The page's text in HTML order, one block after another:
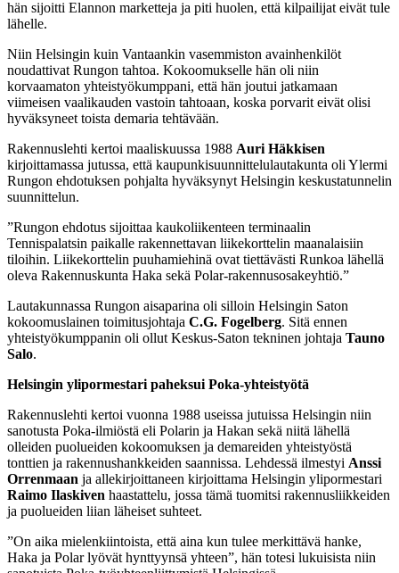
hän sijoitti Elannon marketteja ja piti huolen, että kilpailijat eivät tule
lähelle.
Niin Helsingin kuin Vantaankin vasemmiston avainhenkilöt
noudattivat Rungon tahtoa. Kokoomukselle hän oli niin
korvaamaton yhteistyökumppani, että hän joutui jatkamaan
viimeisen vaalikauden vastoin tahtoaan, koska porvarit eivät olisi
hyväksyneet toista demaria tehtävään.
Rakennuslehti kertoi maaliskuussa 1988 Auri Häkkisen
kirjoittamassa jutussa, että kaupunkisuunnittelulautakunta oli Ylermi
Rungon ehdotuksen pohjalta hyväksynyt Helsingin keskustatunnelin
suunnittelun.
”Rungon ehdotus sijoittaa kaukoliikenteen terminaalin
Tennispalatsin paikalle rakennettavan liikekorttelin maanalaisiin
tiloihin. Liikekorttelin puuhamiehinä ovat tiettävästi Runkoa lähellä
oleva Rakennuskunta Haka sekä Polar-rakennusosakeyhtiö.”
Lautakunnassa Rungon aisaparina oli silloin Helsingin Saton
kokoomuslainen toimitusjohtaja C.G. Fogelberg. Sitä ennen
yhteistyökumppanin oli ollut Keskus-Saton tekninen johtaja Tauno
Salo.
Helsingin ylipormestari paheksui Poka-yhteistyötä
Rakennuslehti kertoi vuonna 1988 useissa jutuissa Helsingin niin
sanotusta Poka-ilmiöstä eli Polarin ja Hakan sekä niitä lähellä
olleiden puolueiden kokoomuksen ja demareiden yhteistyöstä
tonttien ja rakennushankkeiden saannissa. Lehdessä ilmestyi Anssi
Orrenmaan ja allekirjoittaneen kirjoittama Helsingin ylipormestari
Raimo Ilaskiven haastattelu, jossa tämä tuomitsi rakennusliikkeiden
ja puolueiden liian läheiset suhteet.
”On aika mielenkiintoista, että aina kun tulee merkittävä hanke,
Haka ja Polar lyövät hynttyynsä yhteen”, hän totesi lukuisista niin